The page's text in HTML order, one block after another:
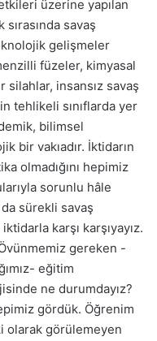
üzerine yapılan
savaş
gelişmeler
füzeler, kimyasal
silahlar, insansız savaş
tehlikeli sınıflarda yer
bilimsel
bir vakıadır. İktidarın
olmadığını hepimiz
sorunlu hâle
sürekli savaş
karşı karşıyayız.
gereken -
eğitim
ne durumdayız?
gördük. Öğrenim
olarak görülemeyen